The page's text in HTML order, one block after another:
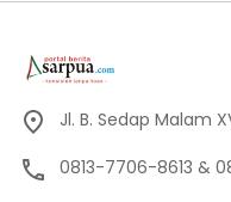
Jl. B. Sedap Malam
0813-7706-8613 &